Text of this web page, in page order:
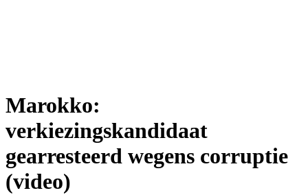
Marokko:
verkiezingskandidaat
gearresteerd wegens corruptie
(video)